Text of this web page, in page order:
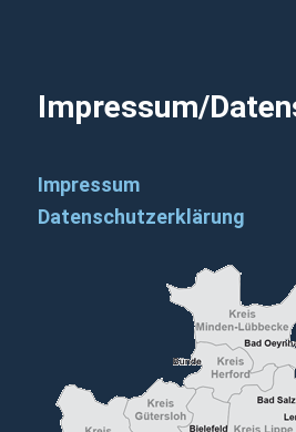
Impressum/
Impressum
Datenschutzerklärung